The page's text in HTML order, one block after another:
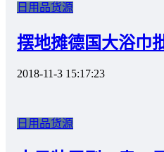
日用品货源
摆地摊德国大浴巾
2018-11-3 15:17:23
日用品货源